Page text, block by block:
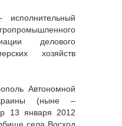
делового
хозяйств
Автономной
(ныне –
13 января 2012